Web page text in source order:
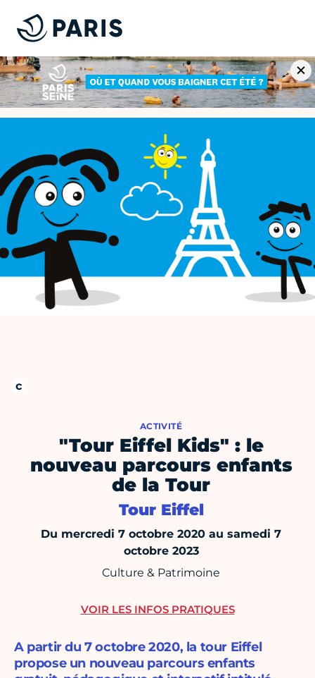
ACTIVITÉ
"Tour Eiffel Kids" : le
nouveau parcours enfants
de la Tour
Tour Eiffel
Du mercredi 7 octobre 2020 au samedi 7
octobre 2023
Culture & Patrimoine
A partir du 7 octobre 2020, la tour Eiffel
propose un nouveau parcours enfants
VOIR LES INFOS PRATIQUES